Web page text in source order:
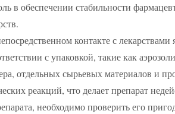
в обеспечении стабильности
контакте с
с упаковкой, такие как
отдельных сырьевых материалов и
реакций, что делает препарат
необходимо проверить его